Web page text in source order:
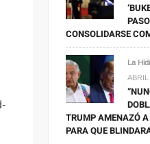
CONSOLIDARSE
La
TRUMP AMENAZÓ
PARA QUE